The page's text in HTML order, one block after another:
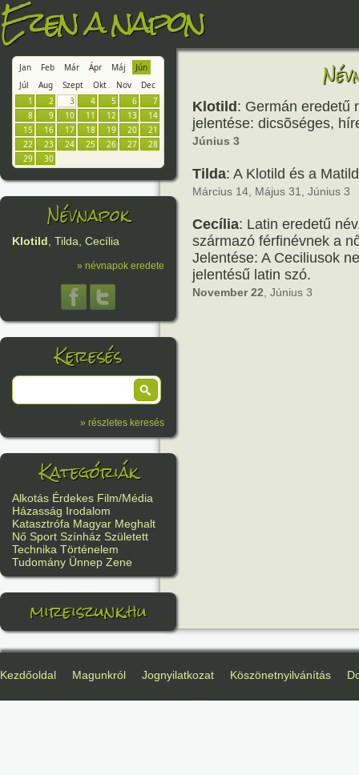
Ezen a napon
Jan Feb Már Ápr Máj
Jún
Júl
Aug Szept Okt Nov
Dec
1
2 3 4 5 6
7
8
9 10 11 12 13
14
15
16 17 18 19 20
21
22
23 24 25 26 27
28
29
30
Névnapok
Klotild, Tilda, Cecília
» névnapok eredete
Keresés
» részletes keresés
Kategóriák
Alkotás Érdekes Film/Média
Házasság Irodalom
Katasztrófa Magyar Meghalt
Nő Sport Színház Született
Technika Történelem
Tudomány Ünnep Zene
mireiszunk.hu
Klotild : Germán eredetű
jelentése: dicsõséges,
Június 3
Tilda: A Klotild és a
Március 14, Május 31, Június 3
Cecília: Latin eredetű
származó férfinévnek a
Jelentése: A Ceciliusok
jelentésű latin szó.
November 22 , Június 3
Kezdőoldal Magunkról Jognyilatkozat Köszönetnyilvánítás